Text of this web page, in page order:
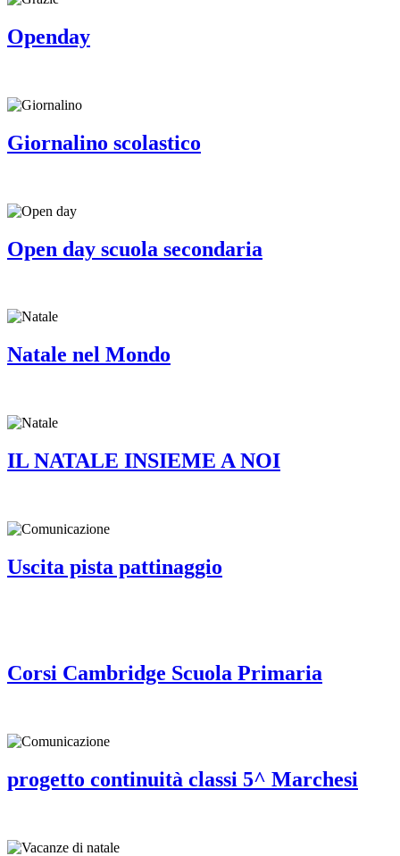
Openday
Giornalino scolastico
Open day scuola secondaria
Natale nel Mondo
IL NATALE INSIEME A NOI
Uscita pista pattinaggio
Corsi Cambridge Scuola Primaria
progetto continuità classi 5^ Marchesi